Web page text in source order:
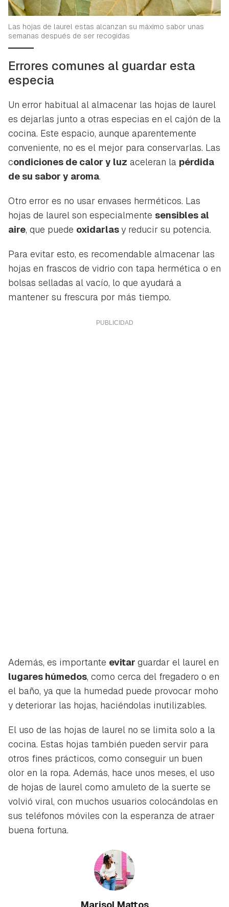
Las hojas de laurel estas alcanzan su máximo sabor unas
semanas después de ser recogidas
Errores comunes al guardar esta
especia
Un error habitual al almacenar las hojas de laurel
es dejarlas junto a otras especias en el cajón de la
cocina. Este espacio, aunque aparentemente
conveniente, no es el mejor para conservarlas. Las
condiciones de calor y luz aceleran la pérdida
de su sabor y aroma.
Otro error es no usar envases herméticos. Las
hojas de laurel son especialmente sensibles al
aire, que puede oxidarlasy reducir su potencia.
Para evitar esto, es recomendable almacenar las
hojas en frascos de vidrio con tapa hermética o en
bolsas selladas al vacío, lo que ayudará a
mantener su frescura por más tiempo.
Además, es importante evitar guardar el laurel en
lugares húmedos, como cerca del fregadero o en
el baño, ya que la humedad puede provocar moho
y deteriorar las hojas, haciéndolas inutilizables.
El uso de las hojas de laurel no se limita solo a la
cocina. Estas hojas también pueden servir para
otros fines prácticos, como conseguir un buen
olor en la ropa. Además, hace unos meses, el uso
de hojas de laurel como amuleto de la suerte se
volvió viral, con muchos usuarios colocándolas en
sus teléfonos móviles con la esperanza de atraer
buena fortuna.